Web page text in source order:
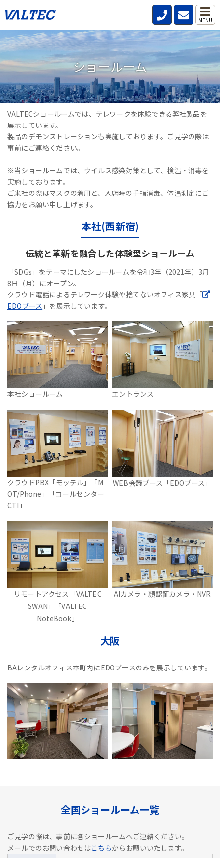
MENU
ショールーム
VALTECショールームでは、テレワークを体験できる弊社製品を
展示しています。
製品のデモンストレーションも実施しております。ご見学の際は
事前にご連絡ください。
※当ショールームでは、ウイルス感染対策として、検温・消毒を
実施しております。
ご来社の際はマスクの着用と、入店時の手指消毒、体温測定にご
協力をお願い申し上げます。
本社(西新宿)
伝統と革新を融合した体験型ショールーム
「SDGs」をテーマにしたショールームを令和3年（2021年）3月
8日（月）にオープン。
クラウド電話によるテレワーク体験や捨てないオフィス家具「
EDOブース 」を展示しています。
本社ショールーム エントランス
クラウドPBX「モッテル」「M
OT/Phone」「コールセンター
CTI」
WEB会議ブース「EDOブース」
リモートアクセス「VALTEC
SWAN」「VALTEC
NoteBook」
AIカメラ・顔認証カメラ・NVR
大阪
BAレンタルオフィス本町内にEDOブースのみを展示しています。
全国ショールーム一覧
ご見学の際は、事前に各ショールームへご連絡ください。
メールでのお問い合わせはこちらからお願いいたします。